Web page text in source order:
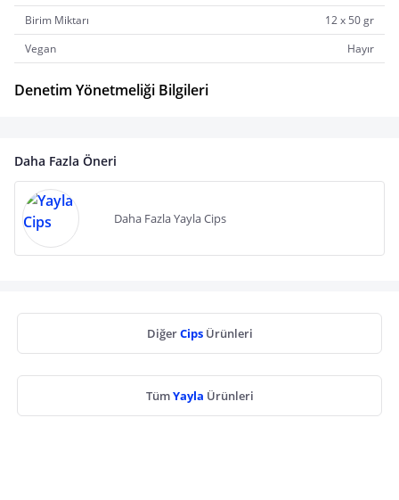
Birim Miktarı
12 x 50 gr
Vegan
Hayır
Denetim Yönetmeliği Bilgileri
Daha Fazla Öneri
Daha Fazla Yayla Cips
DiğerCips Ürünleri
TümYayla Ürünleri